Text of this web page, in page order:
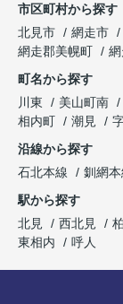
市区町村から探す
北見市
網走市
網走郡美幌町
町名から探す
川東
美山町南
相内町
潮見
沿線から探す
石北本線
釧網本
駅から探す
北見
西北見
東相内
呼人